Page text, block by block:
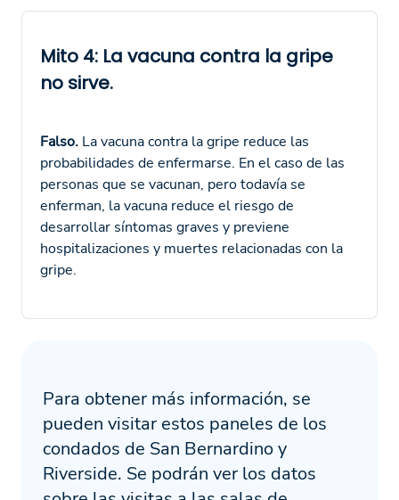
Mito 4: La vacuna contra la gripe
no sirve.
Falso. La vacuna contra la gripe reduce las
probabilidades de enfermarse. En el caso de las
personas que se vacunan, pero todavía se
enferman, la vacuna reduce el riesgo de
desarrollar síntomas graves y previene
hospitalizaciones y muertes relacionadas con la
gripe.
Para obtener más información, se
pueden visitar estos paneles de los
condados de San Bernardino y
Riverside. Se podrán ver los datos